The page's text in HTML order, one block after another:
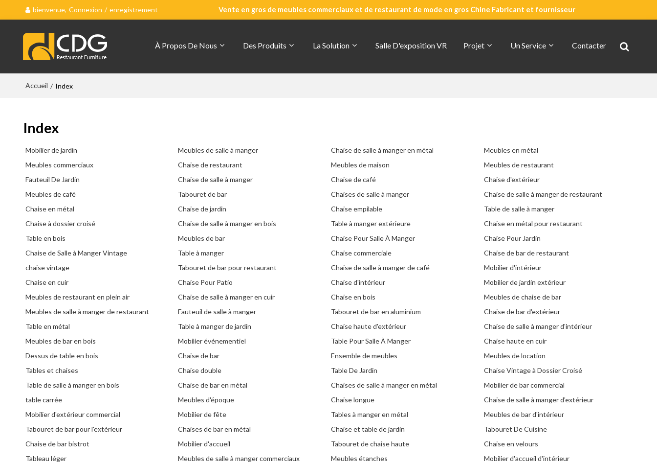
bienvenue, Connexion / enregistrement Vente en gros de meubles commerciaux et de restaurant de mode en gros Chine Fabricant et fournisseur
À Propos De Nous Des Produits La Solution Salle D'exposition VR Projet Un Service Contacter
Accueil / Index
Index
Mobilier de jardin Meubles de salle à manger Chaise de salle à manger en métal
Meubles en métal
Meubles commerciaux
Chaise de restaurant Meubles de maison
Meubles de restaurant
Fauteuil De Jardin
Chaise de salle à manger Chaise de café
Chaise d'extérieur
Meubles de café
Tabouret de bar Chaises de salle à manger
Chaise de salle à manger de restaurant
Chaise en métal
Chaise de jardin Chaise empilable
Table de salle à manger
Chaise à dossier croisé
Chaise de salle à manger en bois Table à manger extérieure
Chaise en métal pour restaurant
Table en bois
Meubles de bar Chaise Pour Salle À Manger
Chaise Pour Jardin
Chaise de Salle à Manger Vintage
Table à manger Chaise commerciale
Chaise de bar de restaurant
chaise vintage
Tabouret de bar pour restaurant Chaise de salle à manger de café
Mobilier d'intérieur
Chaise en cuir
Chaise Pour Patio Chaise d'intérieur
Mobilier de jardin extérieur
Meubles de restaurant en plein air
Chaise de salle à manger en cuir Chaise en bois
Meubles de chaise de bar
Meubles de salle à manger de restaurant
Fauteuil de salle à manger Tabouret de bar en aluminium
Chaise de bar d'extérieur
Table en métal
Table à manger de jardin Chaise haute d'extérieur
Chaise de salle à manger d'intérieur
Meubles de bar en bois
Mobilier événementiel Table Pour Salle À Manger
Chaise haute en cuir
Dessus de table en bois
Chaise de bar Ensemble de meubles
Meubles de location
Tables et chaises
Chaise double Table De Jardin
Chaise Vintage à Dossier Croisé
Table de salle à manger en bois
Chaise de bar en métal Chaises de salle à manger en métal
Mobilier de bar commercial
table carrée
Meubles d'époque Chaise longue
Chaise de salle à manger d'extérieur
Mobilier d'extérieur commercial
Mobilier de fête Tables à manger en métal
Meubles de bar d'intérieur
Tabouret de bar pour l'extérieur
Chaises de bar en métal Chaise et table de jardin
Tabouret De Cuisine
Chaise de bar bistrot
Mobilier d'accueil Tabouret de chaise haute
Chaise en velours
Tableau léger
Meubles de salle à manger commerciaux Meubles étanches
Mobilier d'accueil d'intérieur